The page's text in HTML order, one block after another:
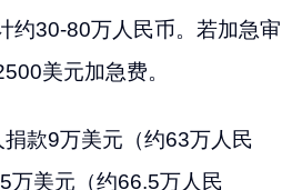
约30-80万人民币。若加急审
美元加急费。
款9万美元（约63万人民
万美元（约66.5万人民